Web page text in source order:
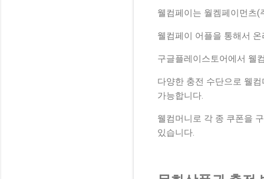
웰컴페이는 월켐페이먼츠(
웰컴페이 어플을 통해서
구글플레이스토어에서 웰
다양한 충전 수단으로 웰
가능합니다.
웰컴머니로 각 종 쿠폰을
있습니다.